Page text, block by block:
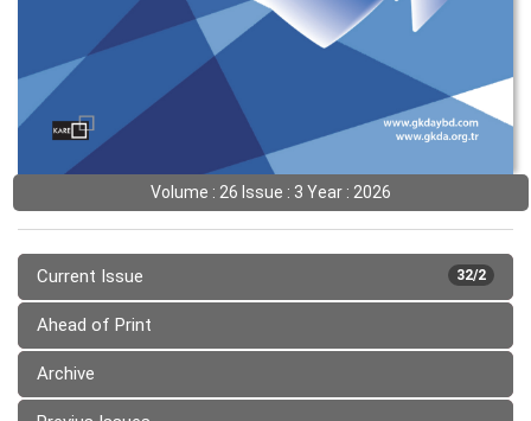
Volume : 26 Issue : 3 Year : 2026
32/2
Current Issue
Ahead of Print
Archive